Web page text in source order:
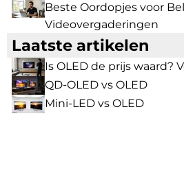
Beste Oordopjes voor
Videovergaderingen
Laatste artikelen
Is OLED de prijs waard?
QD-OLED vs OLED
Mini-LED vs OLED